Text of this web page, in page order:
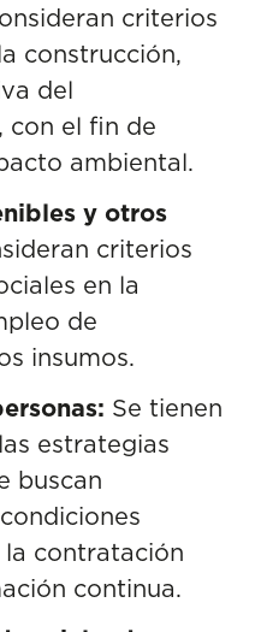
criterios
construcción,
del
con el fin de
ambiental.
y otros
criterios
en la
de
insumos.
Se tienen
estrategias
buscan
la contratación
continua.